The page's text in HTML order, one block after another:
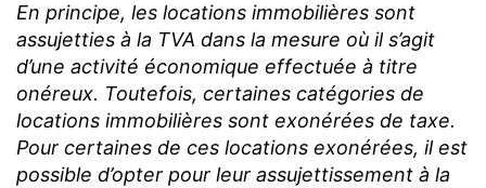
En principe, les locations immobilières sont
assujetties à la TVA dans la mesure où il s’agit
d’une activité économique effectuée à titre
onéreux. Toutefois, certaines catégories de
locations immobilières sont exonérées de taxe.
Pour certaines de ces locations exonérées, il est
possible d’opter pour leur assujettissement à la